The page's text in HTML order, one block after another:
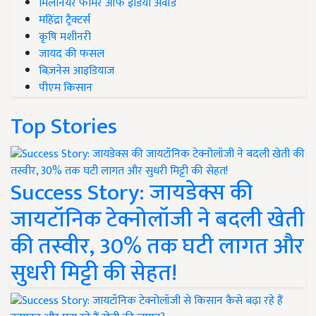
महिंद्रा ट्रैक्टर्स
कृषि मशीनरी
जायद की फसल
बिज़नेस आइडियाज
पीएम किसान
Top Stories
Success Story: जायडेक्स की
जायटॉनिक टेक्नोलॉजी ने बदली खेती
की तस्वीर, 30% तक घटी लागत और
सुधरी मिट्टी की सेहत!